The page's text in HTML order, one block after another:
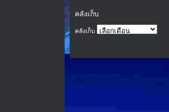
คลังเก็บ
คลังเก็บ